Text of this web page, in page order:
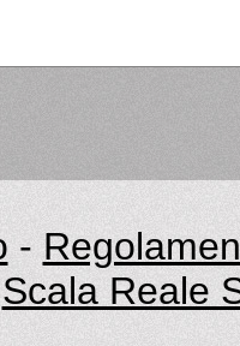
-
Scala Reale